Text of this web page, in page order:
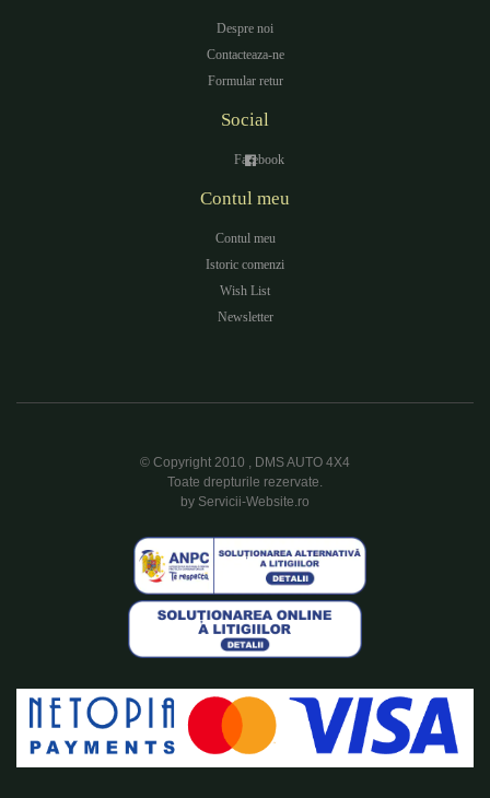
Despre noi
Contacteaza-ne
Formular retur
Social
Facebook
Contul meu
Contul meu
Istoric comenzi
Wish List
Newsletter
© Copyright 2010 , DMS AUTO 4X4
Toate drepturile rezervate.
by Servicii-Website.ro